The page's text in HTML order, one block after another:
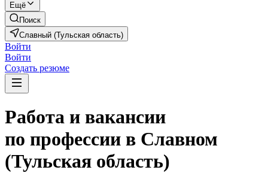
Ещё
Поиск
Славный (Тульская область)
Войти
Войти
Создать резюме
Работа и вакансии
по профессии в Славном
(Тульская область)